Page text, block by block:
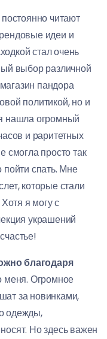
читают
идеи и
стал очень
выбор различной
пандора
политикой, но и
нашла огромный
и раритетных
смогла просто так
пойти спать. Мне
которые стали
я могу с
украшений
благодаря
меня. Огромное
за новинками,
одежды,
Но здесь важен